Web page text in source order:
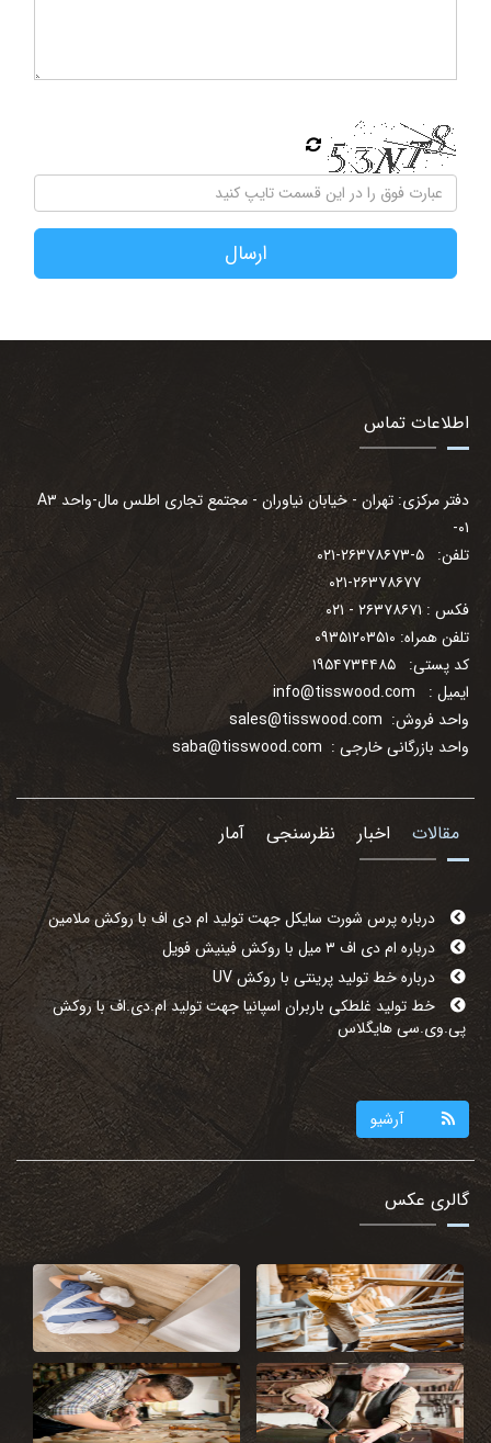
ارسال
اطلاعات تماس
دفتر مرکزی: تهران - خیابان نیاوران - مجتمع تجاری اطلس مال-واحد A۳
-۰۱
تلفن: ۵-۲۶۳۷۸۶۷۳-۰۲۱
فکس : ۲۶۳۷۸۶۷۱ - ۰۲۱
تلفن همراه: ۰۹۳۵۱۲۰۳۵۱۰
کد پستی: ۱۹۵۴۷۳۴۴۸۵
ایمیل : info@tisswood.com
واحد فروش: sales@tisswood.com
واحد بازرگانی خارجی : saba@tisswood.com
مقالات اخبار نظرسنجی آمار
درباره پرس شورت سایکل جهت تولید ام دی اف با روکش ملامین
درباره ام دی اف ۳ میل با روکش فینیش فویل
درباره خط تولید پرینتی با روکش UV
خط تولید غلطکی باربران اسپانیا جهت تولید ام.دی.اف با روکش
پی.وی.سی هایگلاس
آرشیو
گالری عکس